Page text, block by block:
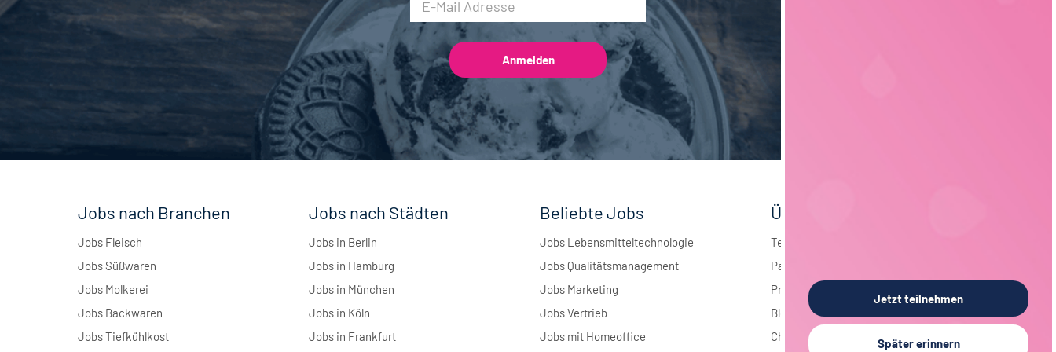
Jobs nach Branchen
Jobs Fleisch
Jobs Süßwaren
Jobs Molkerei
Jobs Backwaren
Jobs Tiefkühlkost
Jobs nach Städten
Jobs in Berlin
Jobs in Hamburg
Jobs in München
Jobs in Köln
Jobs in Frankfurt
Beliebte Jobs
Jobs Lebensmitteltechnologie
Jobs Qualitätsmanagement
Jobs Marketing
Jobs Vertrieb
Jobs mit Homeoffice
Über foodjobs
Team
Partner
Presse
Blog
Chronik
Jetzt teilnehmen
Später erinnern